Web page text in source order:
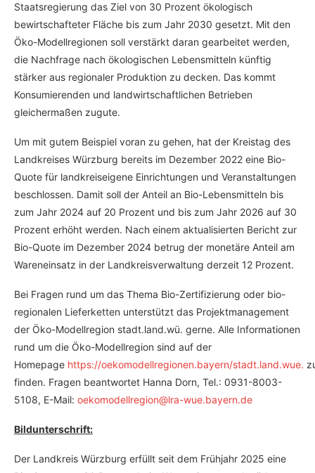
Staatsregierung das Ziel von 30 Prozent ökologisch
bewirtschafteter Fläche bis zum Jahr 2030 gesetzt. Mit den
Öko-Modellregionen soll verstärkt daran gearbeitet werden,
die Nachfrage nach ökologischen Lebensmitteln künftig
stärker aus regionaler Produktion zu decken. Das kommt
Konsumierenden und landwirtschaftlichen Betrieben
gleichermaßen zugute.
Um mit gutem Beispiel voran zu gehen, hat der Kreistag des
Landkreises Würzburg bereits im Dezember 2022 eine Bio-
Quote für landkreiseigene Einrichtungen und Veranstaltungen
beschlossen. Damit soll der Anteil an Bio-Lebensmitteln bis
zum Jahr 2024 auf 20 Prozent und bis zum Jahr 2026 auf 30
Prozent erhöht werden. Nach einem aktualisierten Bericht zur
Bio-Quote im Dezember 2024 betrug der monetäre Anteil am
Wareneinsatz in der Landkreisverwaltung derzeit 12 Prozent.
Bei Fragen rund um das Thema Bio-Zertifizierung oder bio-
regionalen Lieferketten unterstützt das Projektmanagement
der Öko-Modellregion stadt.land.wü. gerne. Alle Informationen
rund um die Öko-Modellregion sind auf der
Homepage https://oekomodellregionen.bayern/stadt.land.wue.
finden. Fragen beantwortet Hanna Dorn, Tel.: 0931-8003-
5108, E-Mail: oekomodellregion@lra-wue.bayern.de
Bildunterschrift:
Der Landkreis Würzburg erfüllt seit dem Frühjahr 2025 eine